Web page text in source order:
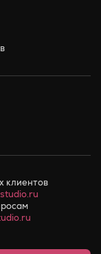
клиентов